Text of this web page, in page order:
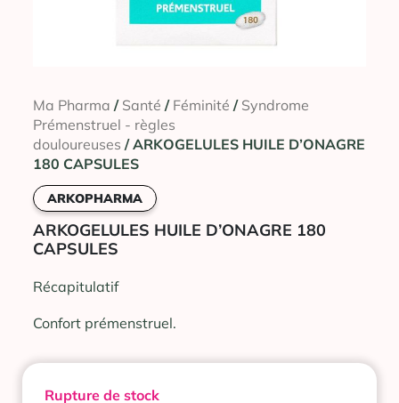
Ma Pharma / Santé / Féminité / Syndrome
Prémenstruel - règles
douloureuses / ARKOGELULES HUILE D’ONAGRE
180 CAPSULES
ARKOPHARMA
ARKOGELULES HUILE D’ONAGRE 180
CAPSULES
Récapitulatif
Confort prémenstruel.
Rupture de stock